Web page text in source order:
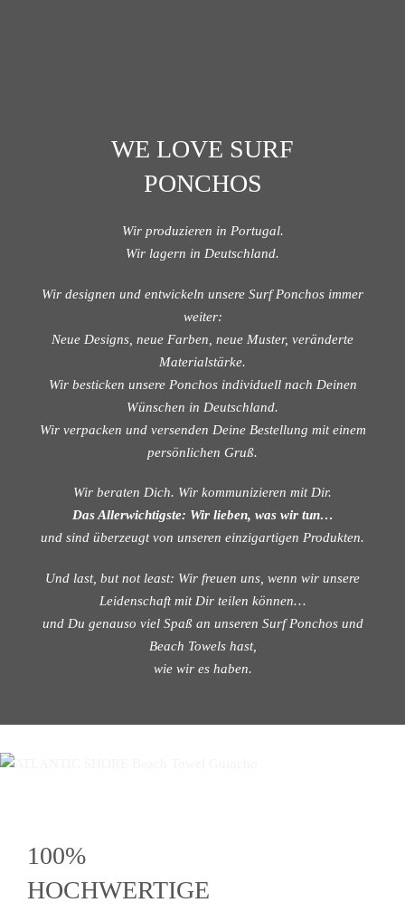
WE LOVE SURF
PONCHOS
Wir produzieren in Portugal.
Wir lagern in Deutschland.
Wir designen und entwickeln unsere Surf Ponchos immer
weiter:
Neue Designs, neue Farben, neue Muster, veränderte
Materialstärke.
Wir besticken unsere Ponchos individuell nach Deinen
Wünschen in Deutschland.
Wir verpacken und versenden Deine Bestellung mit einem
persönlichen Gruß.
Wir beraten Dich. Wir kommunizieren mit Dir.
Das Allerwichtigste: Wir lieben, was wir tun…
und sind überzeugt von unseren einzigartigen Produkten.
Und last, but not least: Wir freuen uns, wenn wir unsere
Leidenschaft mit Dir teilen können…
und Du genauso viel Spaß an unseren Surf Ponchos und
Beach Towels hast,
wie wir es haben.
100%
HOCHWERTIGE